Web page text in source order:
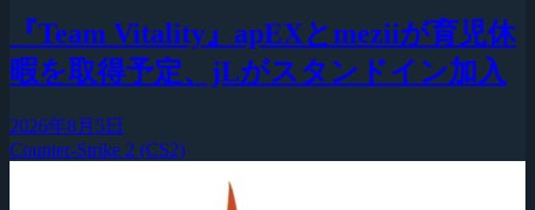
『Team Vitality』apEXとmeziiが育児休
暇を取得予定、jLがスタンドイン加入
2026年8月5日
Counter-Strike 2 (CS2)